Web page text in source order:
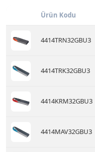
Ürün Kodu
4414TRN32GBU3
4414TRK32GBU3
4414KRM32GBU3
4414MAV32GBU3